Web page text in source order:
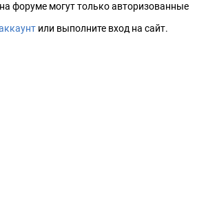
форуме могут только авторизованные
или выполните вход на сайт.